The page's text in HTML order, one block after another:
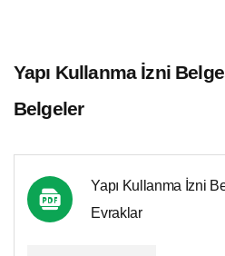
Yapı Kullanma İzni
Belgeler
Yapı Kullanma İzni
Evraklar